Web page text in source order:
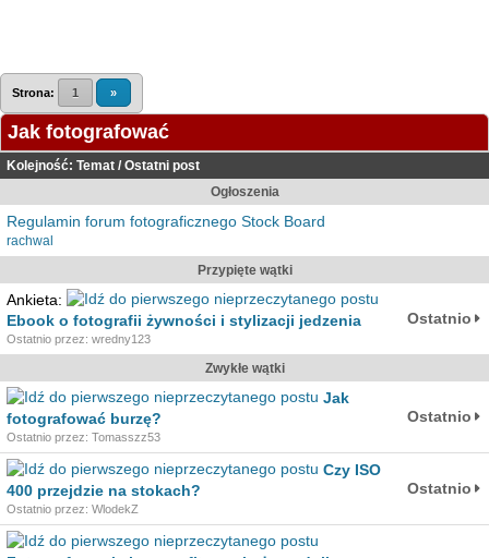
Strona: 1 »
Jak fotografować
Kolejność: Temat / Ostatni post
Ogłoszenia
Regulamin forum fotograficznego Stock Board
rachwal
Przypięte wątki
Ankieta:
Ebook o fotografii żywności i stylizacji jedzenia
Ostatnio przez: wredny123
Ostatnio
Zwykłe wątki
Jak
fotografować burzę?
Ostatnio przez: Tomasszz53
Ostatnio
Czy ISO
400 przejdzie na stokach?
Ostatnio przez: WlodekZ
Ostatnio